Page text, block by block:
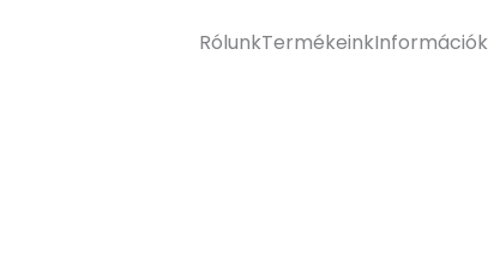
RólunkTermékeinkInformációk